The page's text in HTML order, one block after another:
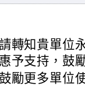
轉知貴單位
予支持，鼓
勵更多單位